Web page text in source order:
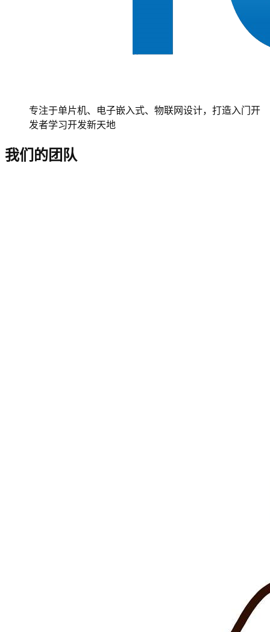
专注于单片机、电子嵌入式、物联网设计，打造入门开
发者学习开发新天地
我们的团队